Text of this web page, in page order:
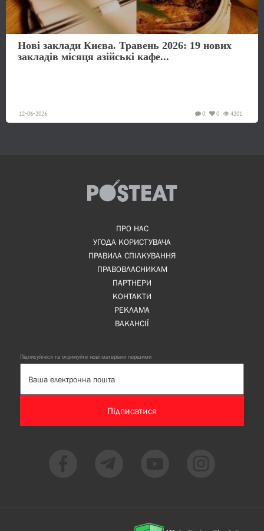
Нові заклади Києва. Травень 2026: 19 нових
закладів місяця азійські кафе...
12-06-2026 4201
0
0
ПРО НАС
УГОДА КОРИСТУВАЧА
ПРАВИЛА СПІЛКУВАННЯ
ПРАВОВЛАСНИКАМ
ПАРТНЕРИ
КОНТАКТИ
РЕКЛАМА
ВАКАНСІЇ
Підписуйтеся та отримуйте нові матеріали першими
Підписатися